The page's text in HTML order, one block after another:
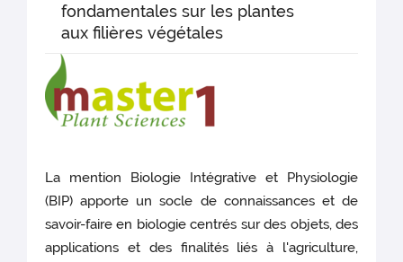
fondamentales sur les plantes
aux filières végétales
La mention Biologie Intégrative et Physiologie
(BIP) apporte un socle de connaissances et de
savoir-faire en biologie centrés sur des objets, des
applications et des finalités liés à l'agriculture,